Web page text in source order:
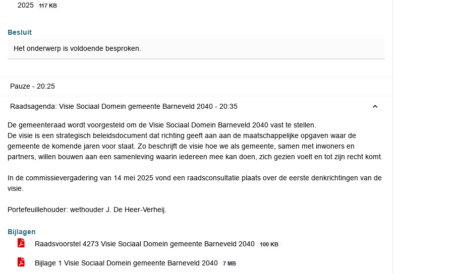
2025
117 KB
Besluit
Het onderwerp is voldoende besproken.
Pauze - 20:25
Raadsagenda: Visie Sociaal Domein gemeente Barneveld 2040 - 20:35
De gemeenteraad wordt voorgesteld om de Visie Sociaal Domein Barneveld 2040 vast te stellen.
De visie is een strategisch beleidsdocument dat richting geeft aan aan de maatschappelijke opgaven waar de
gemeente de komende jaren voor staat. Zo beschrijft de visie hoe we als gemeente, samen met inwoners en
partners, willen bouwen aan een samenleving waarin iedereen mee kan doen, zich gezien voelt en tot zijn recht komt.
In de commissievergadering van 14 mei 2025 vond een raadsconsultatie plaats over de eerste denkrichtingen van de
visie.
Portefeuillehouder: wethouder J. De Heer-Verheij.
Bijlagen
Raadsvoorstel 4273 Visie Sociaal Domein gemeente Barneveld 2040
100 KB
Bijlage 1 Visie Sociaal Domein gemeente Barneveld 2040 7 MB